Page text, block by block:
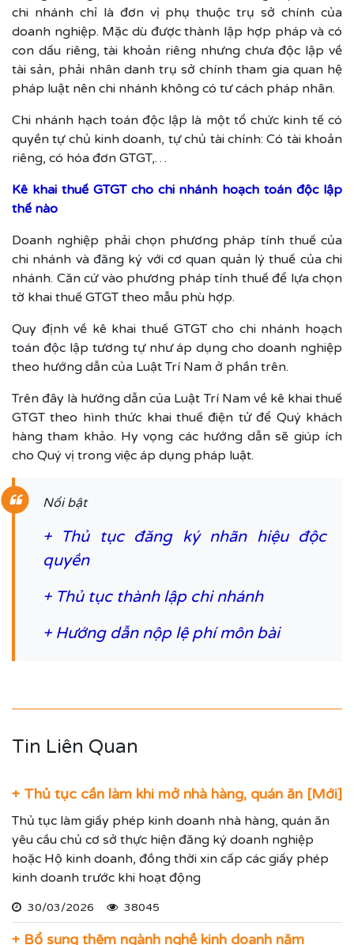
chi nhánh chỉ là đơn vị phụ thuộc trụ sở chính của
doanh nghiệp. Mặc dù được thành lập hợp pháp và có
con dấu riêng, tài khoản riêng nhưng chưa độc lập về
tài sản, phải nhân danh trụ sở chính tham gia quan hệ
pháp luật nên chi nhánh không có tư cách pháp nhân.
Chi nhánh hạch toán độc lập là một tổ chức kinh tế có
quyền tự chủ kinh doanh, tự chủ tài chính: Có tài khoản
riêng, có hóa đơn GTGT,…
Kê khai thuế GTGT cho chi nhánh hoạch toán độc lập
thế nào
Doanh nghiệp phải chọn phương pháp tính thuế của
chi nhánh và đăng ký với cơ quan quản lý thuế của chi
nhánh. Căn cứ vào phương pháp tính thuế để lựa chọn
tờ khai thuế GTGT theo mẫu phù hợp.
Quy định về kê khai thuế GTGT cho chi nhánh hoạch
toán độc lập tương tự như áp dụng cho doanh nghiệp
theo hướng dẫn của Luật Trí Nam ở phần trên.
Trên đây là hướng dẫn của Luật Trí Nam về kê khai thuế
GTGT theo hình thức khai thuế điện tử để Quý khách
hàng tham khảo. Hy vọng các hướng dẫn sẽ giúp ích
cho Quý vị trong việc áp dụng pháp luật.
Nổi bật
+ Thủ tục đăng ký nhãn hiệu độc
quyền
+ Thủ tục thành lập chi nhánh
+ Hướng dẫn nộp lệ phí môn bài
Tin Liên Quan
+ Thủ tục cần làm khi mở nhà hàng, quán ăn [Mới]
Thủ tục làm giấy phép kinh doanh nhà hàng, quán ăn
yêu cầu chủ cơ sở thực hiện đăng ký doanh nghiệp
hoặc Hộ kinh doanh, đồng thời xin cấp các giấy phép
kinh doanh trước khi hoạt động
30/03/2026 38045
+ Bổ sung thêm ngành nghề kinh doanh năm